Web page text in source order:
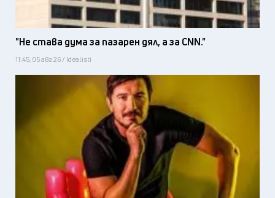
"Не става дума за пазарен дял, а за CNN."
11:45, 05 авг 26 / Idealisti